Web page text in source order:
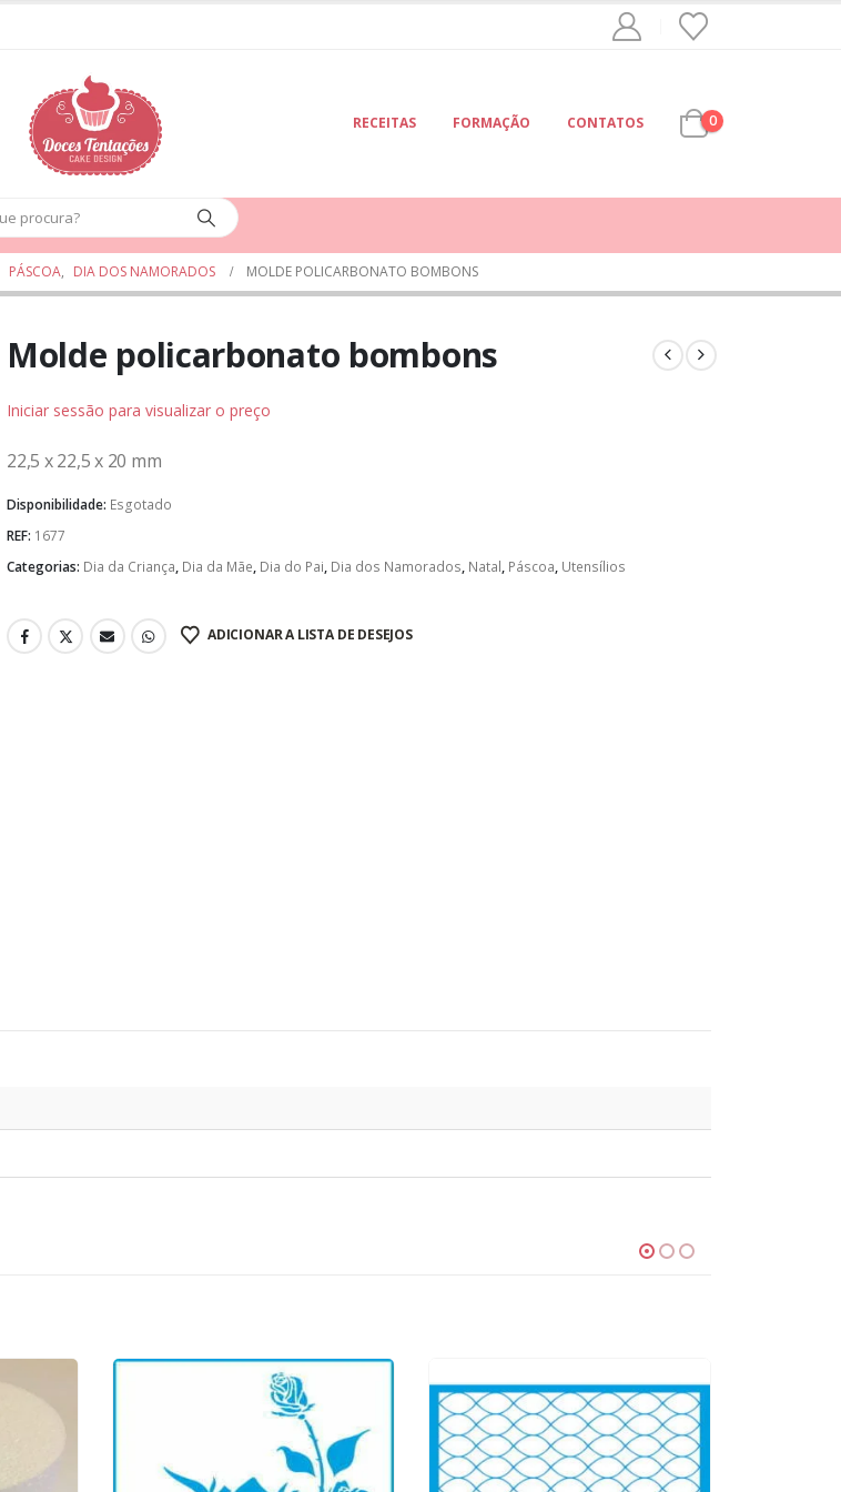
RECEITAS FORMAÇÃO CONTATOS 0
PÁSCOA, DIA DOS NAMORADOS MOLDE POLICARBONATO BOMBONS
Molde policarbonato bombons
Iniciar sessão para visualizar o preço
22,5 x 22,5 x 20 mm
Disponibilidade: Esgotado
REF: 1677
Categorias: Dia da Criança, Dia da Mãe, Dia do Pai, Dia dos Namorados, Natal, Páscoa, Utensílios
ADICIONAR A LISTA DE DESEJOS